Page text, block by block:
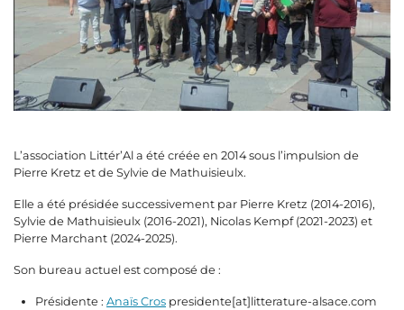
L’association Littér’Al a été créée en 2014 sous l’impulsion de
Pierre Kretz et de Sylvie de Mathuisieulx.
Elle a été présidée successivement par Pierre Kretz (2014-2016),
Sylvie de Mathuisieulx (2016-2021), Nicolas Kempf (2021-2023) et
Pierre Marchant (2024-2025).
Son bureau actuel est composé de :
Présidente : Anaïs Cros presidente[at]litterature-alsace.com